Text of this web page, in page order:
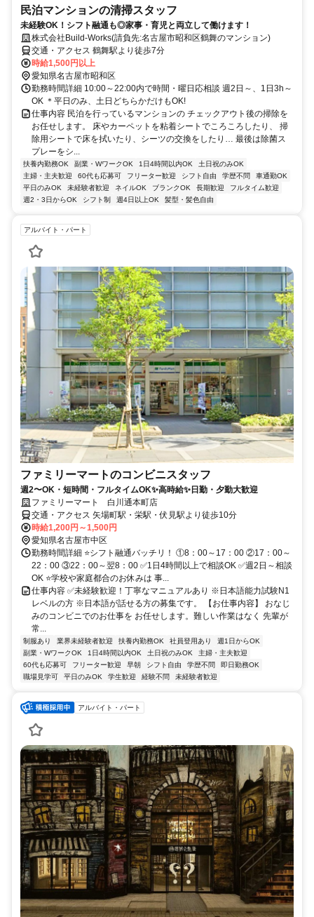
民泊マンションの清掃スタッフ
未経験OK！シフト融通も◎家事・育児と両立して働けます！
株式会社Build-Works(請負先:名古屋市昭和区鶴舞のマンション)
交通・アクセス 鶴舞駅より徒歩7分
時給1,500円以上
愛知県名古屋市昭和区
勤務時間詳細 10:00～22:00内で時間・曜日応相談 週2日～、1日3h～
OK ＊平日のみ、土日どちらかだけもOK!
仕事内容 民泊を行っているマンションの チェックアウト後の掃除を
お任せします。 床やカーペットを粘着シートでころころしたり、 掃
除用シートで床を拭いたり、シーツの交換をしたり… 最後は除菌ス
プレーをシ...
扶養内勤務OK 副業・WワークOK 1日4時間以内OK
土日祝のみOK
主婦・主夫歓迎
60代も応募可 フリーター歓迎 シフト自由 学歴不問
車通勤OK
平日のみOK
未経験者歓迎 ネイルOK ブランクOK 長期歓迎
フルタイム歓迎
週2・3日からOK
シフト制 週4日以上OK 髪型・髪色自由
アルバイト・パート
ファミリーマートのコンビニスタッフ
週2〜OK・短時間・フルタイムOK✨高時給✨日勤・夕勤大歓迎
ファミリーマート 白川通本町店
交通・アクセス 矢場町駅・栄駅・伏見駅より徒歩10分
時給1,200円～1,500円
愛知県名古屋市中区
勤務時間詳細 ⭐シフト融通バッチリ！ ①8：00～17：00 ②17：00～
22：00 ③22：00～翌8：00 ✅1日4時間以上で相談OK ✅週2日～相談
OK ⭐学校や家庭都合のお休みは 事...
仕事内容 ✅未経験歓迎！丁寧なマニュアルあり ※日本語能力試験N1
レベルの方 ※日本語が話せる方の募集です。 【お仕事内容】 おなじ
みのコンビニでのお仕事を お任せします。難しい作業はなく 先輩が
常...
制服あり 業界未経験者歓迎 扶養内勤務OK 社員登用あり
週1日からOK
副業・WワークOK
1日4時間以内OK 土日祝のみOK
主婦・主夫歓迎
60代も応募可
フリーター歓迎 早朝 シフト自由 学歴不問
即日勤務OK
職場見学可
平日のみOK 学生歓迎 経験不問 未経験者歓迎
アルバイト・パート